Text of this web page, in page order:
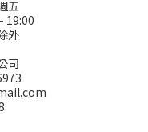
五
19:00
外
司